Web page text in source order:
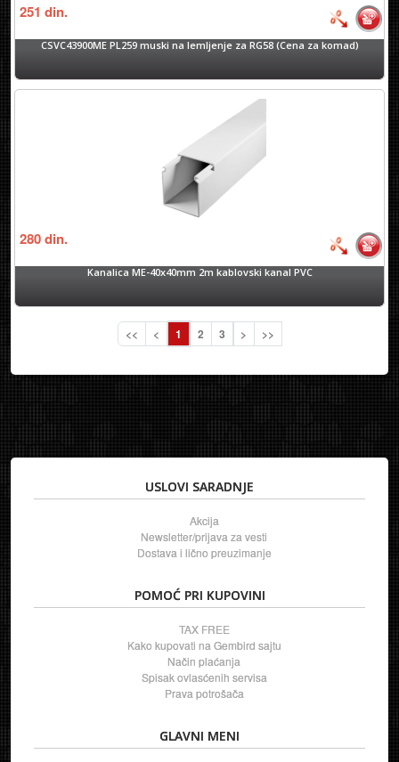
251din.
CSVC43900ME PL259 muski na lemljenje za RG58 (Cena za komad)
280din.
Kanalica ME-40x40mm 2m kablovski kanal PVC
<< < 1 2 3 > >>
USLOVI SARADNJE
Akcija
Newsletter/prijava za vesti
Dostava i lično preuzimanje
POMOĆ PRI KUPOVINI
TAX FREE
Kako kupovati na Gembird sajtu
Način plaćanja
Spisak ovlasćenih servisa
Prava potrošača
GLAVNI MENI